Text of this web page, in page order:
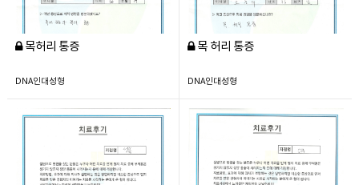
목허리 통증
DNA인대성형
목 허리 통증
DNA인대성형